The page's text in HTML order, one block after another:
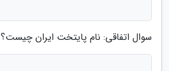
سوال اتفاقی: نام پایتخت ایران چیست؟